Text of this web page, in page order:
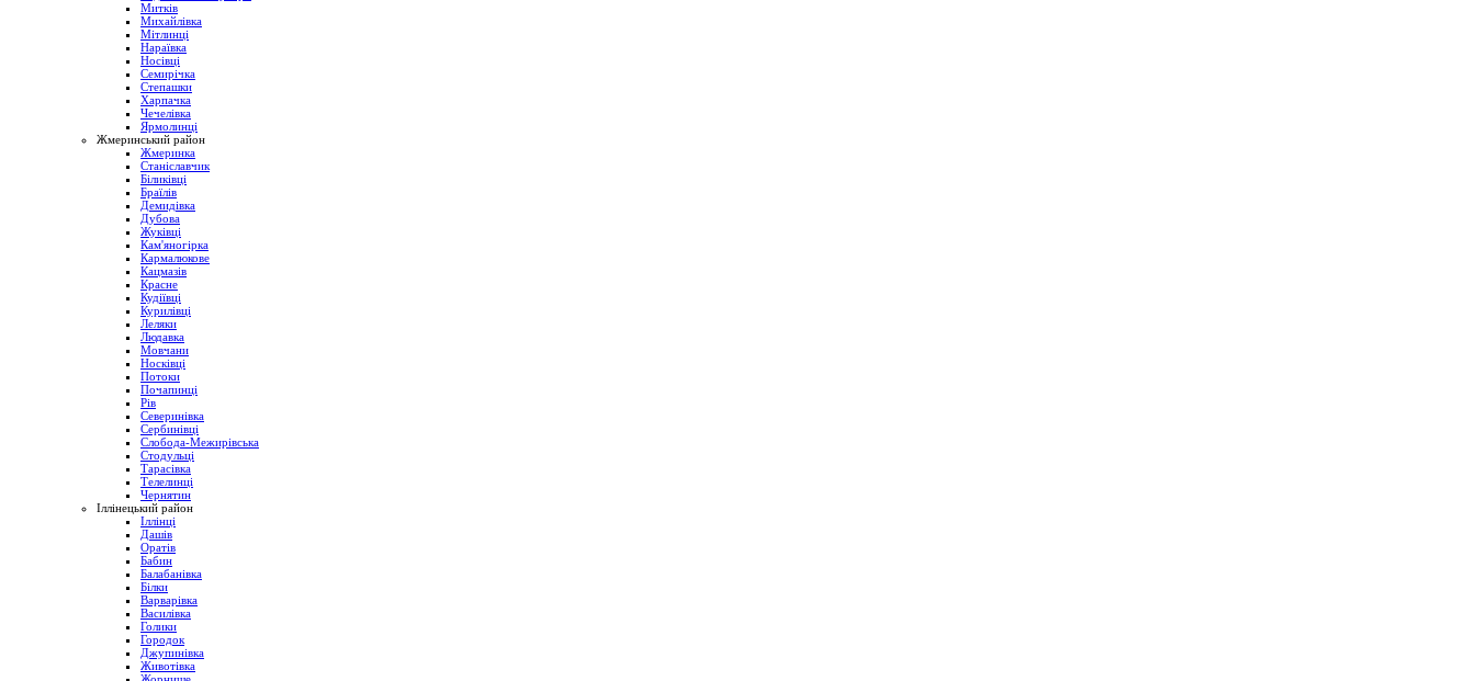
Митків
Михайлівка
Мітлинці
Нараївка
Носівці
Семирічка
Степашки
Харпачка
Чечелівка
Ярмолинці
Жмеринський район
Жмеринка
Станіславчик
Біликівці
Браїлів
Демидівка
Дубова
Жуківці
Кам'яногірка
Кармалюкове
Кацмазів
Красне
Кудіївці
Курилівці
Леляки
Людавка
Мовчани
Носківці
Потоки
Почапинці
Рів
Северинівка
Сербинівці
Слобода-Межирівська
Стодульці
Тарасівка
Телелинці
Чернятин
Іллінецький район
Іллінці
Дашів
Оратів
Бабин
Балабанівка
Білки
Варварівка
Василівка
Голики
Городок
Джупинівка
Животівка